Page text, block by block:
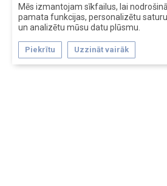
Mēs izmantojam sīkfailus, lai
pamata funkcijas, personalizētu
un analizētu mūsu datu plūsmu.
Piekrītu Uzzināt vairāk